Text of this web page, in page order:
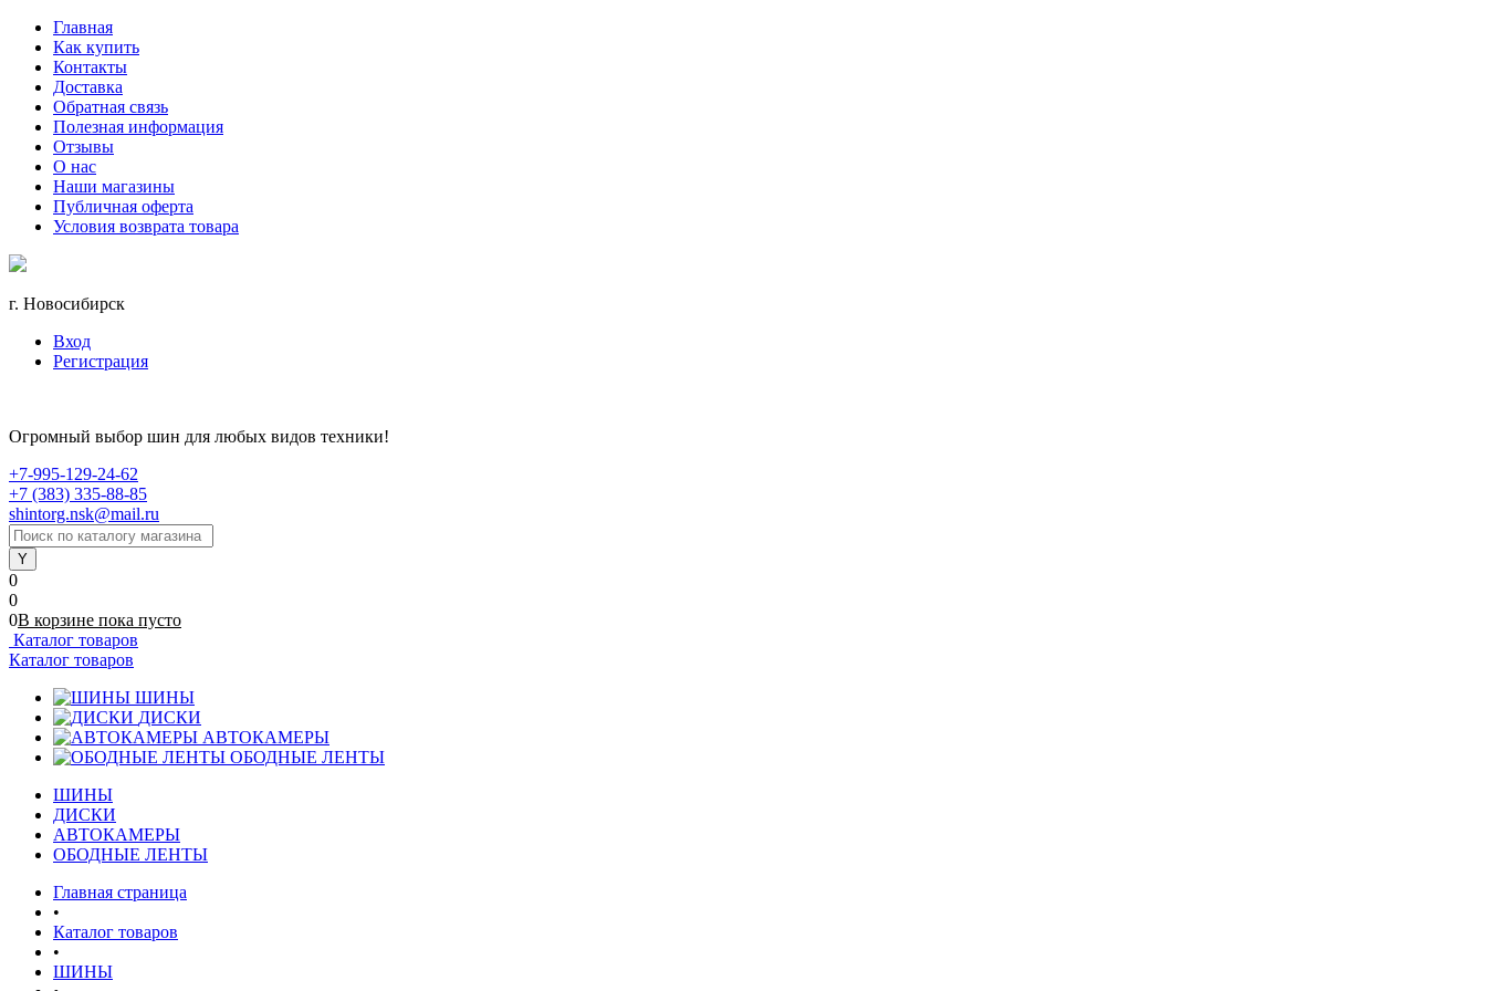
Главная
Как купить
Контакты
Доставка
Обратная связь
Полезная информация
Отзывы
О нас
Наши магазины
Публичная оферта
Условия возврата товара
г. Новосибирск
Вход
Регистрация
Огромный выбор шин для любых видов техники!
+7-995-129-24-62
+7 (383) 335-88-85
shintorg.nsk@mail.ru
0
0
0В корзине пока пусто
Каталог товаров
Каталог товаров
ШИНЫ
ДИСКИ
АВТОКАМЕРЫ
ОБОДНЫЕ ЛЕНТЫ
ШИНЫ
ДИСКИ
АВТОКАМЕРЫ
ОБОДНЫЕ ЛЕНТЫ
Главная страница
•
Каталог товаров
•
ШИНЫ